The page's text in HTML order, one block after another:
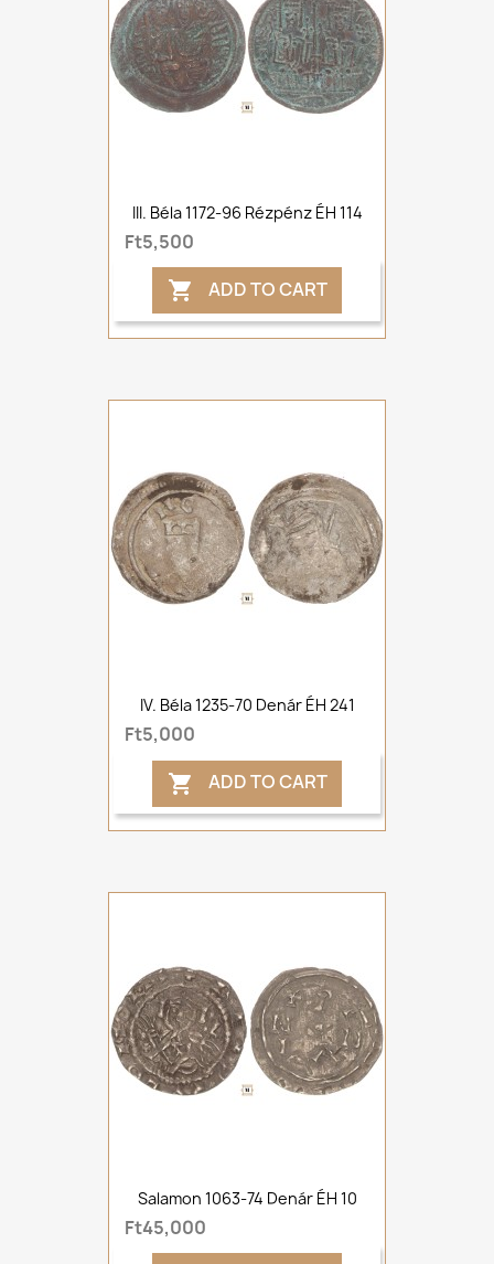
III. Béla 1172-96 Rézpénz ÉH 114
Ft5,500
 ADD TO CART
IV. Béla 1235-70 Denár ÉH 241
Ft5,000
 ADD TO CART
Salamon 1063-74 Denár ÉH 10
Ft45,000